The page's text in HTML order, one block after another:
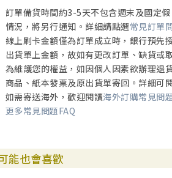
訂單備貨時間約3-5天不包含週末及國定
情況，將另行通知。詳細請點選常見訂單
線上刷卡金額僅為訂單成立時，銀行預先
出貨單上金額，故如有更改訂單、缺貨或
為維護您的權益，如因個人因素欲辦理退
商品、紙本發票及原出貨單寄回。詳細可
如需寄送海外，歡迎閱讀海外訂購常見問
更多常見問題FAQ
能也會喜歡